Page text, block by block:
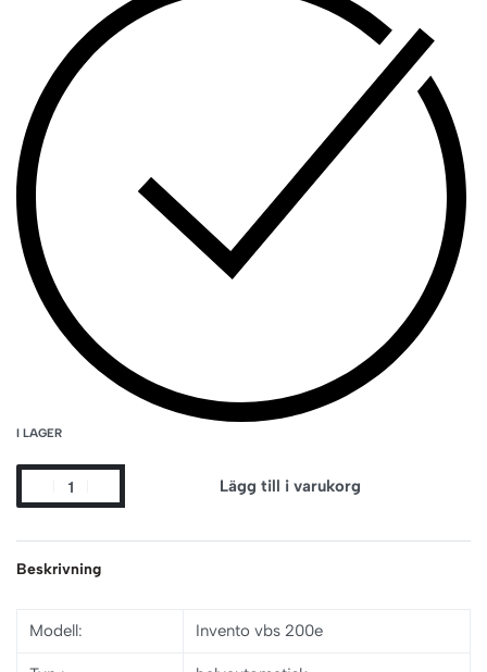
I LAGER
Lägg till i varukorg
Beskrivning
Modell: Invento vbs 200e